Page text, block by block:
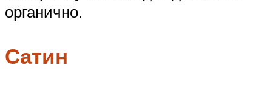
органично.
Сатин